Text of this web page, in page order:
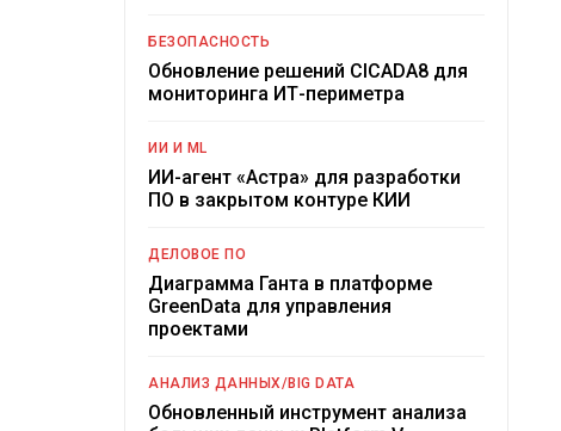
БЕЗОПАСНОСТЬ
Обновление решений CICADA8 для
мониторинга ИТ-периметра
ИИ И ML
ИИ-агент «Астра» для разработки
ПО в закрытом контуре КИИ
ДЕЛОВОЕ ПО
Диаграмма Ганта в платформе
GreenData для управления
проектами
АНАЛИЗ ДАННЫХ/BIG DATA
Обновленный инструмент анализа